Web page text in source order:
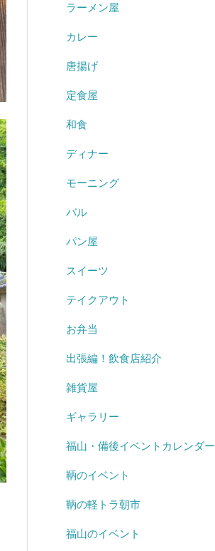
ラーメン屋
カレー
唐揚げ
定食屋
和食
ディナー
モーニング
バル
パン屋
スイーツ
テイクアウト
お弁当
出張編！飲食店紹介
雑貨屋
ギャラリー
福山・備後イベントカレンダー
鞆のイベント
鞆の軽トラ朝市
福山のイベント